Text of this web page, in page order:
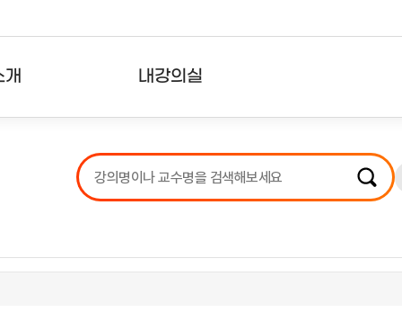
내강의실
강의리스트
수강확인증강의